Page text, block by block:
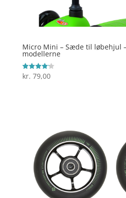
Micro Mini – Sæde til løbehjul
modellerne
Vurderet
4.2
kr. 79,00